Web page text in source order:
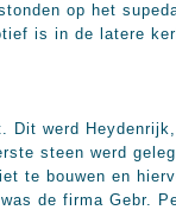
op het
is in de latere
Dit werd
steen werd
te bouwen en
de firma Gebr.